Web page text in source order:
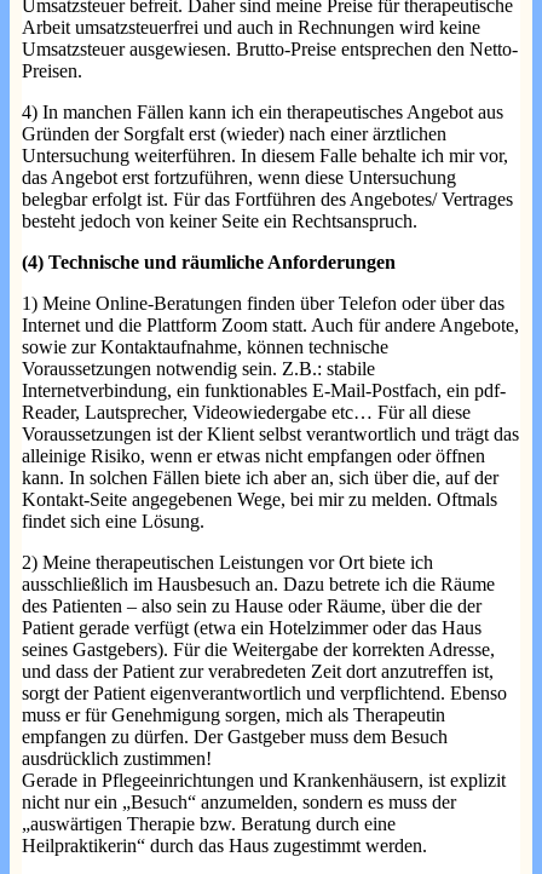
Umsatzsteuer befreit. Daher sind meine Preise für therapeutische
Arbeit umsatzsteuerfrei und auch in Rechnungen wird keine
Umsatzsteuer ausgewiesen. Brutto-Preise entsprechen den Netto-
Preisen.
4) In manchen Fällen kann ich ein therapeutisches Angebot aus
Gründen der Sorgfalt erst (wieder) nach einer ärztlichen
Untersuchung weiterführen. In diesem Falle behalte ich mir vor,
das Angebot erst fortzuführen, wenn diese Untersuchung
belegbar erfolgt ist. Für das Fortführen des Angebotes/ Vertrages
besteht jedoch von keiner Seite ein Rechtsanspruch.
(4) Technische und räumliche Anforderungen
1) Meine Online-Beratungen finden über Telefon oder über das
Internet und die Plattform Zoom statt. Auch für andere Angebote,
sowie zur Kontaktaufnahme, können technische
Voraussetzungen notwendig sein. Z.B.: stabile
Internetverbindung, ein funktionables E-Mail-Postfach, ein pdf-
Reader, Lautsprecher, Videowiedergabe etc… Für all diese
Voraussetzungen ist der Klient selbst verantwortlich und trägt das
alleinige Risiko, wenn er etwas nicht empfangen oder öffnen
kann. In solchen Fällen biete ich aber an, sich über die, auf der
Kontakt-Seite angegebenen Wege, bei mir zu melden. Oftmals
findet sich eine Lösung.
2) Meine therapeutischen Leistungen vor Ort biete ich
ausschließlich im Hausbesuch an. Dazu betrete ich die Räume
des Patienten – also sein zu Hause oder Räume, über die der
Patient gerade verfügt (etwa ein Hotelzimmer oder das Haus
seines Gastgebers). Für die Weitergabe der korrekten Adresse,
und dass der Patient zur verabredeten Zeit dort anzutreffen ist,
sorgt der Patient eigenverantwortlich und verpflichtend. Ebenso
muss er für Genehmigung sorgen, mich als Therapeutin
empfangen zu dürfen. Der Gastgeber muss dem Besuch
ausdrücklich zustimmen!
Gerade in Pflegeeinrichtungen und Krankenhäusern, ist explizit
nicht nur ein „Besuch“ anzumelden, sondern es muss der
„auswärtigen Therapie bzw. Beratung durch eine
Heilpraktikerin“ durch das Haus zugestimmt werden.